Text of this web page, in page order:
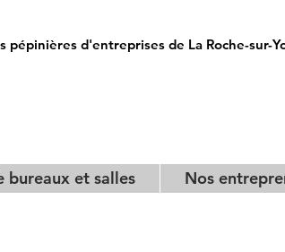
pépinières d'entreprises de La Roche-sur-
bureaux et salles Nos